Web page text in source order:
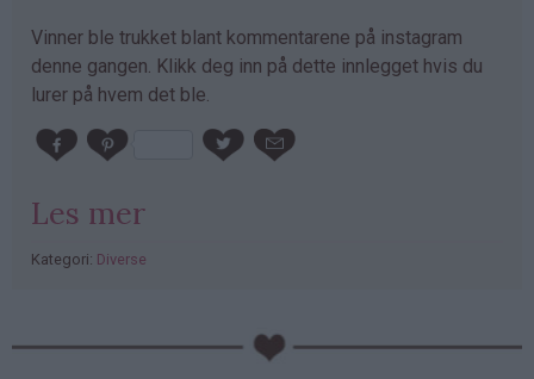
Vinner ble trukket blant kommentarene på instagram
denne gangen. Klikk deg inn på dette innlegget hvis du
lurer på hvem det ble.
Les mer
Kategori: Diverse